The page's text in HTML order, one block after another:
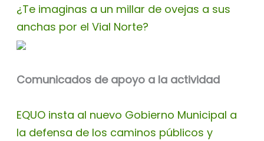
¿Te imaginas a un millar de ovejas a sus
anchas por el Vial Norte?
Comunicados de apoyo a la actividad
EQUO insta al nuevo Gobierno Municipal a
la defensa de los caminos públicos y